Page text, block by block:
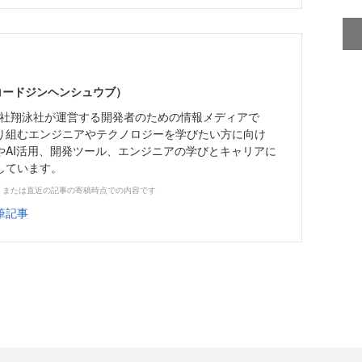
ドジンヘンシュウブ）
翔泳社が運営する開発者のための情報メディアで
組むエンジニアやテクノロジーを学びたい方に向け
活用、開発ツール、エンジニアの学びとキャリアに
います。
たは直近の記事の寄稿時点での内容です
記事